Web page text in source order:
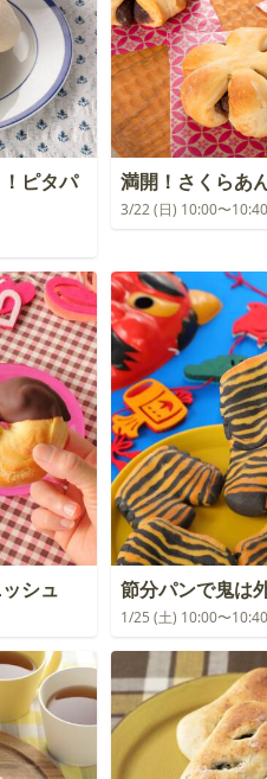
ピタパ
満開！さくらあ
3/22 (日) 10:00〜10:40
シュ 節分パンで鬼は
1/25 (土) 10:00〜10:40